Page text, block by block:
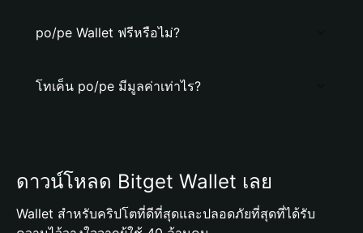
po/pe Wallet ฟรีหรือไม่?
โทเค็น po/pe มีมูลค่าเท่าไร?
ดาวน์โหลด Bitget Wallet เลย
Wallet สำหรับคริปโตที่ดีที่สุดและปลอดภัยที่สุดที่ได้รับ